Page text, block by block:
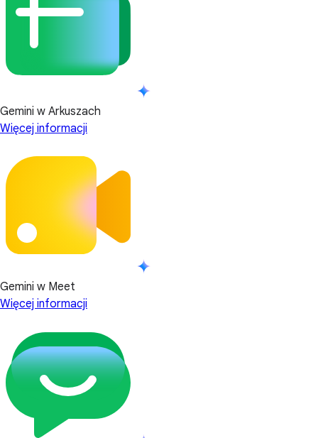
Gemini w Arkuszach
Więcej informacji
Gemini w Meet
Więcej informacji